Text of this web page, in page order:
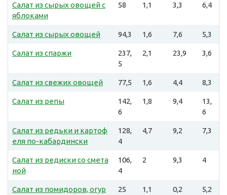
Салат из сырых овощей с
яблоками
58 1,1 3,3 6,4
Салат из сырых овощей 94,3 1,6 7,6 5,3
Салат из спаржи
237,
5
2,1 23,9 3,6
Салат из свежих овощей 77,5 1,6 4,4 8,3
Салат из репы
142,
6
1,8 9,4
13,
6
Салат из редьки и картоф
еля по-кабардински
128,
4
4,7 9,2 7,3
Салат из редиски со смета
ной
106,
4
2 9,3 4
Салат из помидоров, огур
25 1,1 0,2 5,2